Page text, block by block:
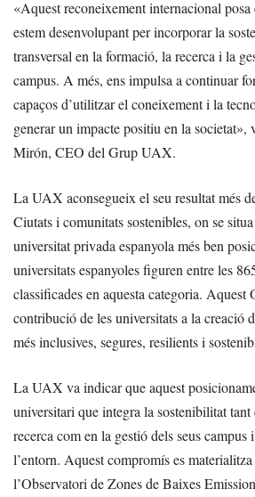
«Aquest reconeixement internacional
estem desenvolupant per incorporar la
transversal en la formació, la recerca i la
campus. A més, ens impulsa a continuar
capaços d’utilitzar el coneixement i la
generar un impacte positiu en la
Mirón, CEO del Grup UAX.
La UAX aconsegueix el seu resultat més
Ciutats i comunitats sostenibles, on se
universitat privada espanyola més ben
universitats espanyoles figuren entre les
classificades en aquesta categoria. Aquest
contribució de les universitats a la creació
més inclusives, segures, resilients i
La UAX va indicar que aquest
universitari que integra la sostenibilitat
recerca com en la gestió dels seus campus
l’entorn. Aquest compromís es
l’Observatori de Zones de Baixes